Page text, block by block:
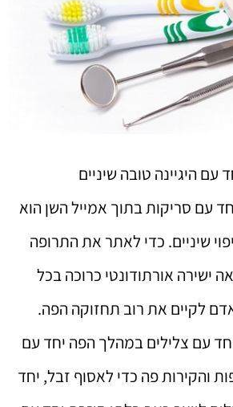
עם היגיינה טובה שיניים
עם סריקות בתוך אמייל השן הוא
שיניים. כדי לאתר את התרופה
ישירה אורתודונטי כרוכה בכל
לקיים את רוב תחזוקה הפה.
עם צלילים במהלך הפה יחד עם
והקירות פה כדי לאסוף זבל, יחד